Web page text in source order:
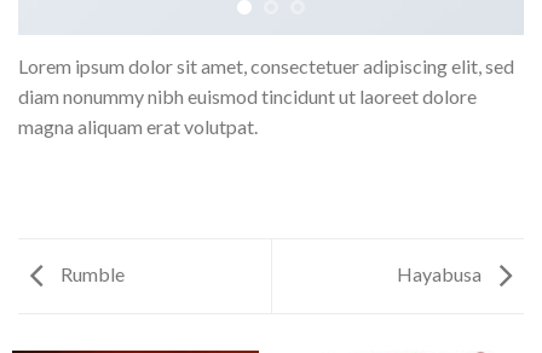
Lorem ipsum dolor sit amet, consectetuer adipiscing elit, sed
diam nonummy nibh euismod tincidunt ut laoreet dolore
magna aliquam erat volutpat.
Rumble Hayabusa